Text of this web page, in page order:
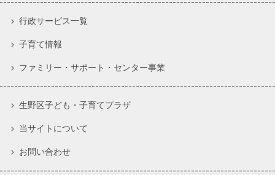
行政サービス一覧
子育て情報
ファミリー・サポート・センター事業
生野区子ども・子育てプラザ
当サイトについて
お問い合わせ